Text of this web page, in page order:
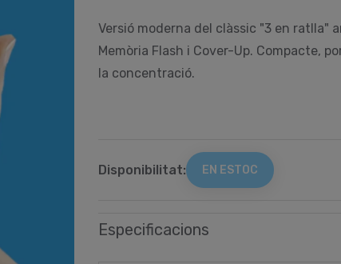
Versió moderna del clàssic "3 en ratlla"
Memòria Flash i Cover-Up. Compacte,
la concentració.
Disponibilitat: EN ESTOC
Especificacions